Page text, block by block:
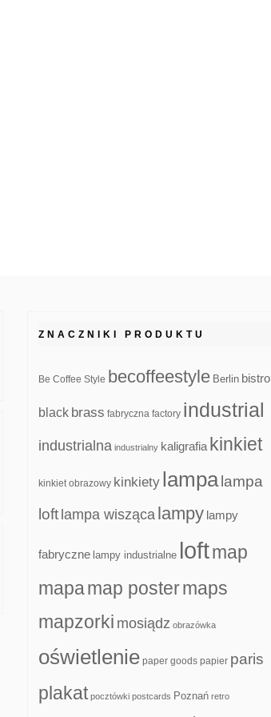
ZNACZNIKI PRODUKTU
Be Coffee Style becoffeestyle Berlin bistro
black brass fabryczna factory industrial
industrialna industrialny kaligrafia kinkiet
kinkiet obrazowy kinkiety lampa lampa
loft lampa wisząca lampy lampy
fabryczne lampy industrialne loftmap
mapamap postermaps
mapzorki mosiądz obrazówka
oświetlenie paper goods papier paris
plakat pocztówki postcards Poznań retro